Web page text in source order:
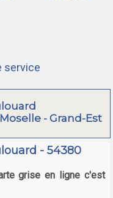
service
- Grand-Est
- 54380
grise en ligne c'est